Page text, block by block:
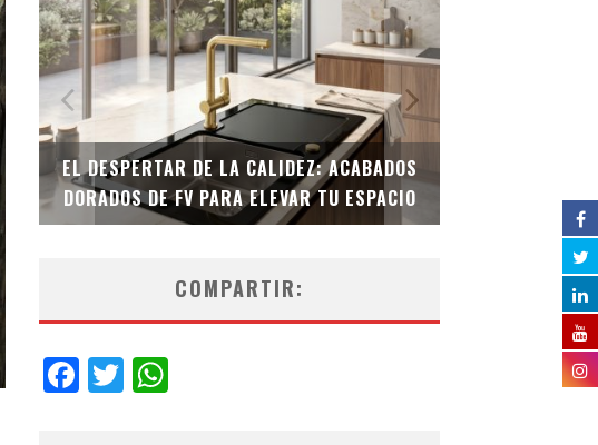
EL DESPERTAR DE LA CALIDEZ: ACABADOS
DORADOS DE FV PARA ELEVAR TU ESPACIO
EL INODORO
COMPARTIR:
Facebook
Twitter